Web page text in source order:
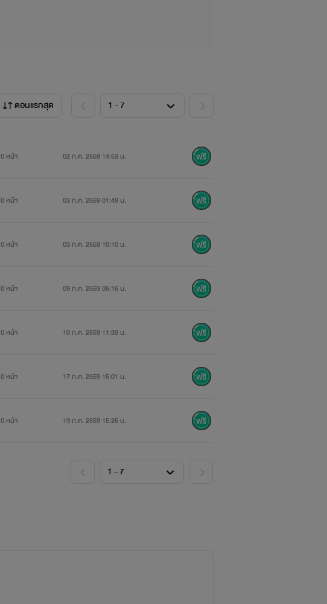
ตอนแรกสุด
0 หน้า 02 ก.ค. 2559 14:53 น.
0 หน้า 03 ก.ค. 2559 01:49 น.
0 หน้า 03 ก.ค. 2559 10:10 น.
0 หน้า 09 ก.ค. 2559 05:16 น.
0 หน้า 10 ก.ค. 2559 11:39 น.
0 หน้า 17 ก.ค. 2559 15:01 น.
0 หน้า 19 ก.ค. 2559 15:26 น.